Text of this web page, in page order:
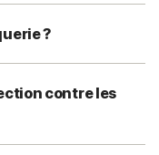
?
contre les